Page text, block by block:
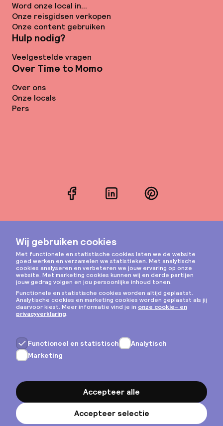
Word onze local in...
Onze reisgidsen verkopen
Onze content gebruiken
Hulp nodig?
Veelgestelde vragen
Over Time to Momo
Over ons
Onze locals
Pers
FacebookLinkedInPinterest
Instagram
Privacy & cookies
Algemene voorwaarden